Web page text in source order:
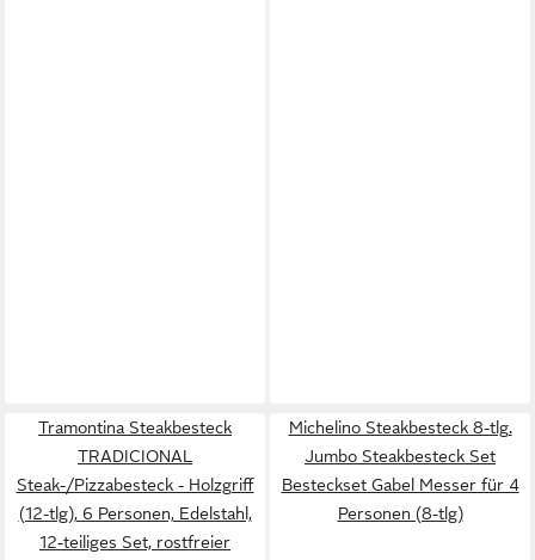
Tramontina Steakbesteck
TRADICIONAL
Steak-/Pizzabesteck - Holzgriff
(12-tlg), 6 Personen, Edelstahl,
12-teiliges Set, rostfreier
Michelino Steakbesteck 8-tlg.
Jumbo Steakbesteck Set
Besteckset Gabel Messer für 4
Personen (8-tlg)